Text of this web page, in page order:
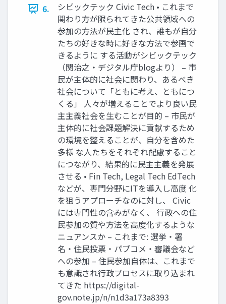
6.
シビックテック Civic Tech • これまで
関わり方が限られてきた公共領域への
参加の方法が民主化 され、誰もが自分
たちの好きな時に好きな方法で参画で
きるように する活動がシビックテック
（関治之・デジタル庁blogより） – 市
民が主体的に社会に関わり、あるべき
社会について「ともに考え、ともにつ
くる」 人々が増えることでより良い民
主主義社会を生むことが目的 – 市民が
主体的に社会課題解決に貢献するため
の環境を整えることが、自分を含めた
多様 な人たちをそれぞれ配慮すること
につながり、結果的に民主主義を発展
させる • Fin Tech, Legal Tech EdTech
などが、専門分野にITを導入し高度 化
を狙うアプローチなのに対し、 Civic
には専門性の含みがなく、 行政への住
民参加の質や方法を高度化するような
ニュアンスか – これまで: 選挙・署
名・住民投票・パブコメ・審議会など
への参加 – 住民参加自体は、これまで
も意識され行政プロセスに取り込まれ
てきた https://digital-
gov.note.jp/n/n1d3a173a8393